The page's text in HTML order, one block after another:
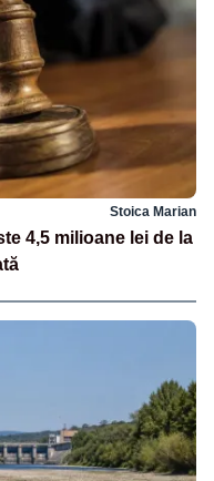
Stoica Marian
4,5 milioane lei de la